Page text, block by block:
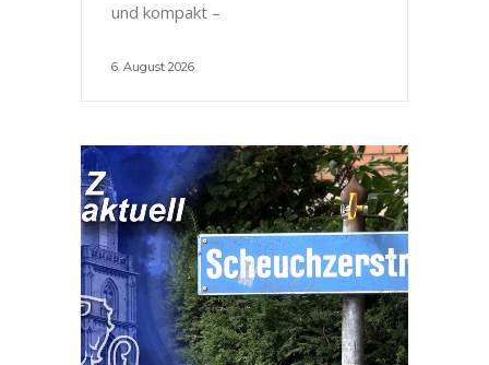
und kompakt –
6. August 2026